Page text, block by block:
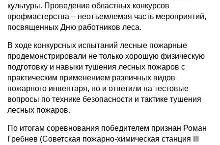
культуры. Проведение областных конкурсов
профмастерства – неотъемлемая часть мероприятий,
посвященных Дню работников леса.
В ходе конкурсных испытаний лесные пожарные
продемонстрировали не только хорошую физическую
подготовку и навыки тушения лесных пожаров с
практическим применением различных видов
пожарного инвентаря, но и ответили на тестовые
вопросы по технике безопасности и тактике тушения
лесных пожаров.
По итогам соревнования победителем признан Роман
Гребнев (Советская пожарно-химическая станция III